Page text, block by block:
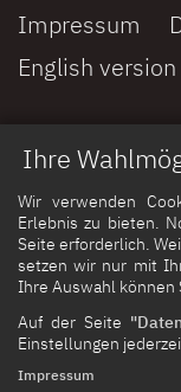
Ihre
Wir verwenden
Erlebnis zu bieten.
Seite erforderlich.
setzen wir nur mit
Ihre Auswahl können
Auf der Seite
Einstellungen
Impressum
Impressum
English version